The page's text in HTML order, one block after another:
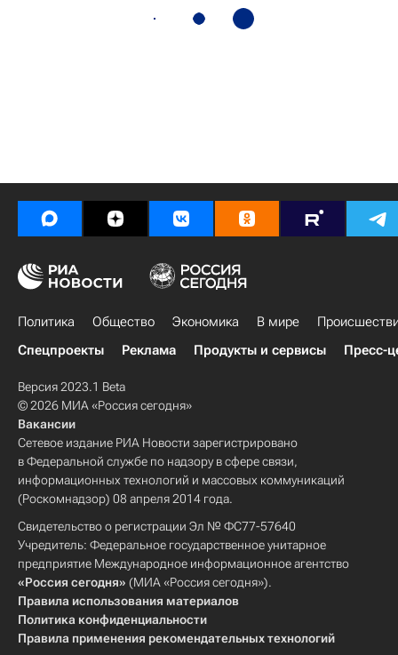
Политика Общество Экономика В мире
Спецпроекты
Реклама Продукты и сервисы Пресс-
Версия 2023.1 Beta
© 2026 МИА «Россия сегодня»
Вакансии
Сетевое издание РИА Новости зарегистрировано
в Федеральной службе по надзору в сфере связи,
информационных технологий и массовых коммуникаций
(Роскомнадзор) 08 апреля 2014 года.
Свидетельство о регистрации Эл № ФС77-57640
Учредитель: Федеральное государственное унитарное
предприятие Международное информационное агентство
«Россия сегодня» (МИА «Россия сегодня»).
Правила использования материалов
Политика конфиденциальности
Правила применения рекомендательных технологий